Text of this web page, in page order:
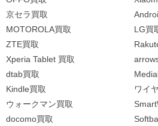
京セラ買取
MOTOROLA買取
LG買
ZTE買取
Xperia Tablet 買取
dtab買取
Kindle買取
ワイ
ウォークマン買取
docomo買取